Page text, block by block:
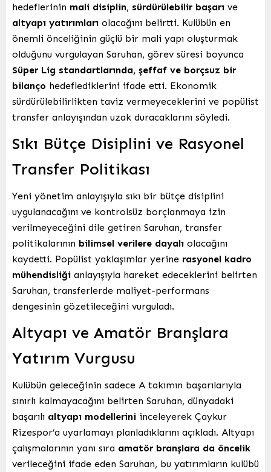
hedeflerinin mali disiplin, sürdürülebilir başarı ve
altyapı yatırımları olacağını belirtti. Kulübün en
önemli önceliğinin güçlü bir mali yapı oluşturmak
olduğunu vurgulayan Saruhan, görev süresi boyunca
Süper Lig standartlarında, şeffaf ve borçsuz bir
bilanço hedeflediklerini ifade etti. Ekonomik
sürdürülebilirlikten taviz vermeyeceklerini ve popülist
transfer anlayışından uzak duracaklarını söyledi.
Sıkı Bütçe Disiplini ve Rasyonel
Transfer Politikası
Yeni yönetim anlayışıyla sıkı bir bütçe disiplini
uygulanacağını ve kontrolsüz borçlanmaya izin
verilmeyeceğini dile getiren Saruhan, transfer
politikalarının bilimsel verilere dayalı olacağını
kaydetti. Popülist yaklaşımlar yerine rasyonel kadro
mühendisliği anlayışıyla hareket edeceklerini belirten
Saruhan, transferlerde maliyet-performans
dengesinin gözetileceğini vurguladı.
Altyapı ve Amatör Branşlara
Yatırım Vurgusu
Kulübün geleceğinin sadece A takımın başarılarıyla
sınırlı kalmayacağını belirten Saruhan, dünyadaki
başarılı altyapı modellerini inceleyerek Çaykur
Rizespor’a uyarlamayı planladıklarını açıkladı. Altyapı
çalışmalarının yanı sıra amatör branşlara da öncelik
verileceğini ifade eden Saruhan, bu yatırımların kulübü